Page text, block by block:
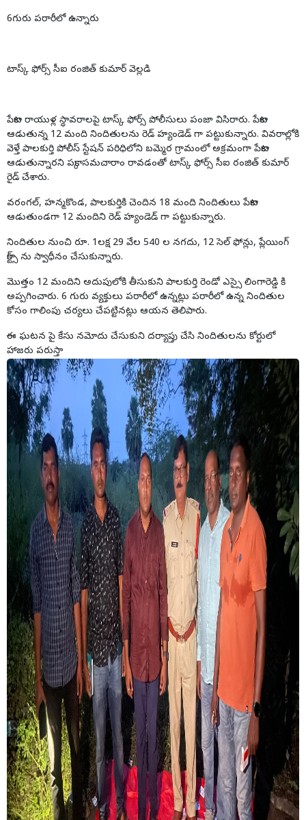
6గురు పరారీలో ఉన్నారు
టాస్క్ ఫోర్స్ సీఐ రంజిత్ కుమార్ వెల్లడి
పేకాట రాయుళ్ల స్థావరాలపై టాస్క్ ఫోర్స్ పోలీసులు పంజా విసిరారు. పేకాట
ఆడుతున్న 12 మంది నిందితులను రెడ్ హ్యండెడ్ గా పట్టుకున్నారు. వివరాల్లోకి
వెళ్తే పాలకుర్తి పోలీస్ స్టేషన్ పరిధిలోని బమ్మెర గ్రామంలో అక్రమంగా పేకాట
ఆడుతున్నారని పక్కా సమచారాం రావడంతో టాస్క్ ఫోర్స్ సీఐ రంజిత్ కుమార్
రైడ్ చేశారు.
వరంగల్, హన్మకొండ, పాలకుర్తికి చెందిన 18 మంది నిందితులు పేకాట
ఆడుతుండగా 12 మందిని రెడ్ హ్యండెడ్ గా పట్టుకున్నారు.
నిందితుల నుంచి రూ. 1లక్ష 29 వేల 540 ల నగదు, 12 సెల్ ఫోన్లు, ప్లేయింగ్
కార్ట్స్ ను స్వాధీనం చేసుకున్నారు.
మొత్తం 12 మందిని అదుపులోకి తీసుకుని పాలకుర్తి రెండో ఎస్సై లింగారెడ్డి కి
అప్పగించారు. 6 గురు వ్యక్తులు పరారీలో ఉన్నట్లు పరారీలో ఉన్న నిందితుల
కోసం గాలింపు చర్యలు చేపట్టినట్లు ఆయన తెలిపారు.
ఈ ఘటన పై కేసు నమోదు చేసుకుని దర్యాప్తు చేసి నిందితులను కోర్టులో
హాజరు పరుస్తా